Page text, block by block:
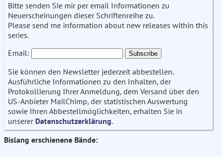
Bitte senden Sie mir per email Informationen zu
Neuerscheinungen dieser Schriftenreihe zu.
Please send me information about new releases within this
series.
Email:
Sie können den Newsletter jederzeit abbestellen.
Ausführliche Informationen zu den Inhalten, der
Protokollierung Ihrer Anmeldung, dem Versand über den
US-Anbieter MailChimp, der statistischen Auswertung
sowie Ihren Abbestellmöglichkeiten, erhalten Sie in
unserer Datenschutzerklärung.
Bislang erschienene Bände: